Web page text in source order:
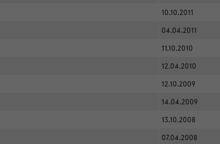
10.10.2011
04.04.2011
11.10.2010
12.04.2010
12.10.2009
14.04.2009
13.10.2008
07.04.2008